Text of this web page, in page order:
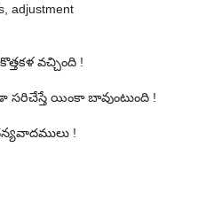
adjustment
వచ్చింది !
సరిచేస్తే యింకా బావుంటుంది !
!